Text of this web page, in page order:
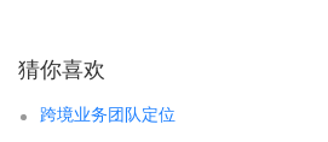
猜你喜欢
跨境业务团队定位